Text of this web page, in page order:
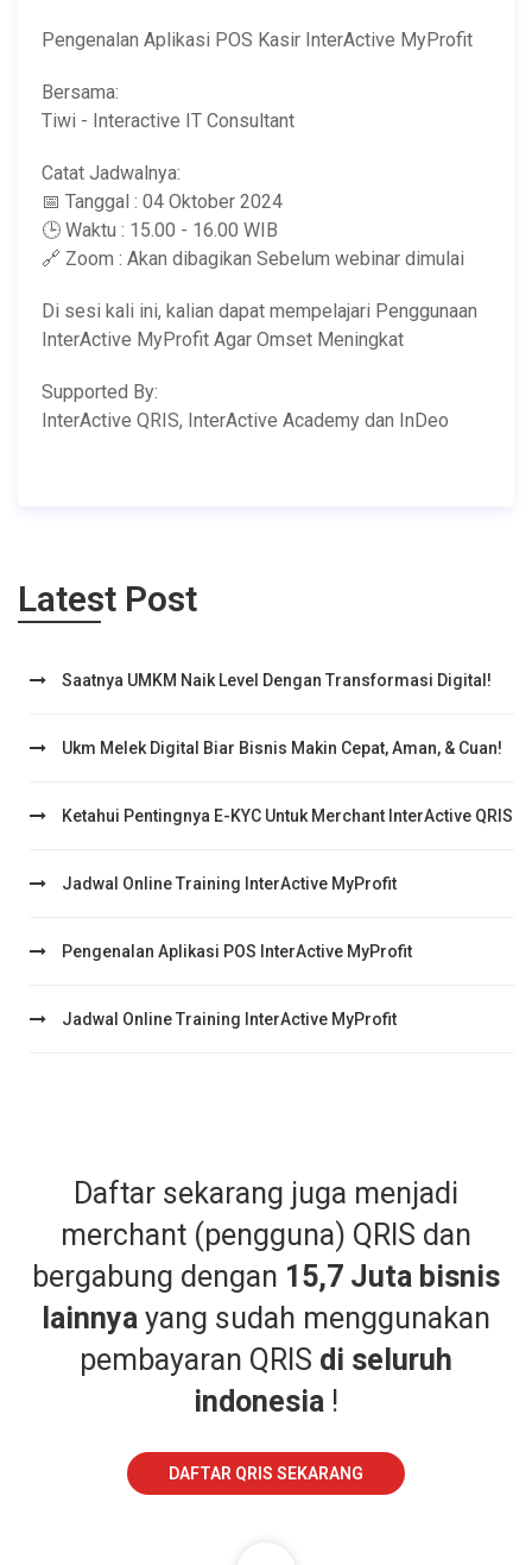
Pengenalan Aplikasi POS Kasir InterActive MyProfit
Bersama:
Tiwi - Interactive IT Consultant
Catat Jadwalnya:
📅 Tanggal : 04 Oktober 2024
🕒 Waktu : 15.00 - 16.00 WIB
🔗 Zoom : Akan dibagikan Sebelum webinar dimulai
Di sesi kali ini, kalian dapat mempelajari Penggunaan
InterActive MyProfit Agar Omset Meningkat
Supported By:
InterActive QRIS, InterActive Academy dan InDeo
Latest Post
Saatnya UMKM Naik Level Dengan Transformasi Digital!
Ukm Melek Digital Biar Bisnis Makin Cepat, Aman, & Cuan!
Ketahui Pentingnya E-KYC Untuk Merchant InterActive QRIS
Jadwal Online Training InterActive MyProfit
Pengenalan Aplikasi POS InterActive MyProfit
Jadwal Online Training InterActive MyProfit
Daftar sekarang juga menjadi
merchant (pengguna) QRIS dan
bergabung dengan 15,7 Juta bisnis
lainnya yang sudah menggunakan
pembayaran QRIS di seluruh
indonesia !
DAFTAR QRIS SEKARANG